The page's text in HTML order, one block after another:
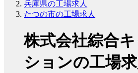
兵庫県の工場求人
たつの市の工場求人
株式会社綜合
ションの工場